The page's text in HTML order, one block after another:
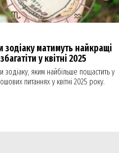
зодіаку матимуть найкращі
у квітні 2025
зодіаку, яким найбільше пощастить у
питаннях у квітні 2025 року.